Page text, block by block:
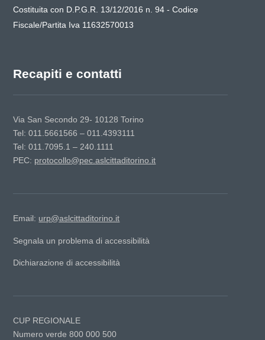
Costituita con D.P.G.R. 13/12/2016 n. 94 - Codice
Fiscale/Partita Iva 11632570013
Recapiti e contatti
Via San Secondo 29- 10128 Torino
Tel: 011.5661566 – 011.4393111
Tel: 011.7095.1 – 240.1111
PEC: protocollo@pec.aslcittaditorino.it
Email: urp@aslcittaditorino.it
Segnala un problema di accessibilità
Dichiarazione di accessibilità
CUP REGIONALE
Numero verde 800 000 500